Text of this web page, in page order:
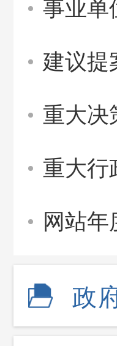
事业单
建议提
重大决
重大行
网站年
政